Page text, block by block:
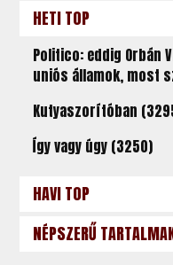
HETI TOP
Politico: eddig Orbán
uniós államok, most
Kutyaszorítóban
Így vagy úgy (3250)
HAVI TOP
NÉPSZERŰ